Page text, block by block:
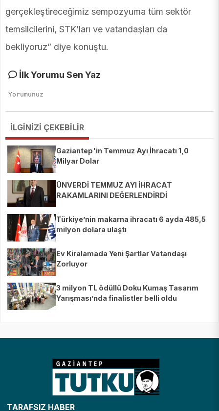
gerçekleştireceğimiz sempozyuma tüm sektör
temsilcilerini, STK’ları ve vatandaşları da
bekliyoruz” diye konuştu.
İlk Yorumu Sen Yaz
İLGİNİZİ ÇEKEBİLİR
Gaziantep'in Temmuz Ayı İhracatı 1,0
Milyar Dolar
ÜNVERDİ TEMMUZ AYI İHRACAT
RAKAMLARINI DEĞERLENDİRDİ
Türkiye’nin makarna ihracatı 6 ayda 485,5
milyon dolara ulaştı
Ev Kiralamada Yeni Şartlar Vatandaşı
Zorluyor
3 milyon TL ödüllü Doku Kumaş Tasarım
Yarışması’nda finalistler belli oldu
TARAFSIZ HABER